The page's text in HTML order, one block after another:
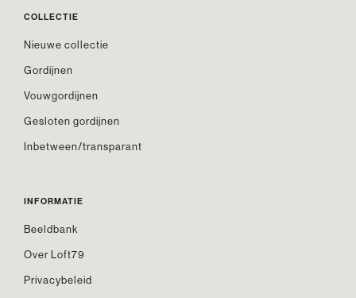
COLLECTIE
Nieuwe collectie
Gordijnen
Vouwgordijnen
Gesloten gordijnen
Inbetween/transparant
INFORMATIE
Beeldbank
Over Loft79
Privacybeleid